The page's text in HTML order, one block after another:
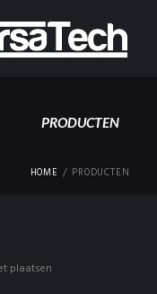
PRODUCTEN
HOME PRODUCTEN
plaatsen